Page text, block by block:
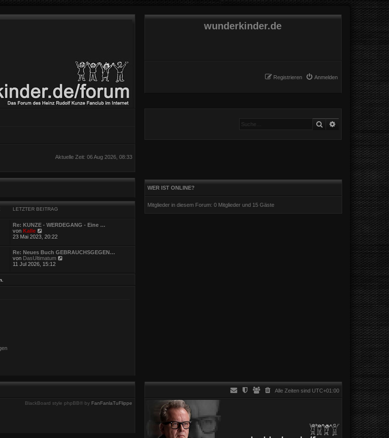
wunderkinder.de
Anmelden
Registrieren
Suche Erweiterte Suche
Aktuelle Zeit: 06 Aug 2026, 08:33
LETZTER BEITRAG
Re: KUNZE - WERDEGANG - Eine …
vonKalle
e
e
s
t
e
23 Mai 2023, 20:22
Re: Neues Buch GEBRAUCHSGEGEN…
von DasUltimatum
e
11 Jul 2026, 15:12
WER IST ONLINE?
Mitglieder in diesem Forum: 0 Mitglieder und 15 Gäste
Alle Zeiten sind UTC+01:00
BlackBoard style phpBB® by FanFanlaTuFlippe